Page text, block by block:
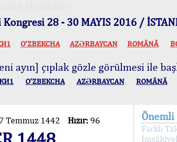
28 - 30 MAYIS 2016 /
O’ZBEKCHA AZӘRBAYCAN ROMÂNĂ
ayın] çıplak gözle görülmesi ile
O’ZBEKCHA AZӘRBAYCAN ROMÂNĂ
Temmuz 1442 Hızır: 96
Farklı